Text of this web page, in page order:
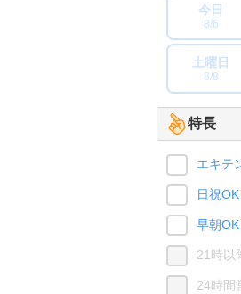
今日
8/6
土曜日
8/8
特長
エキテ
日祝OK
早朝OK
21時以
24時間